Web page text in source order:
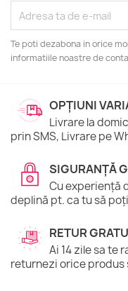
Te poti dezabona in orice
informatiile noastre de
OPȚIUNI
Livrare la
prin SMS, Livrare pe
SIGURANȚĂ
Cu experiență
deplină pt. ca tu să
RETUR
Ai 14 zile sa te
returnezi orice produs